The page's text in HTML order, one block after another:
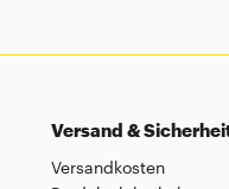
Versand &
Versandkosten